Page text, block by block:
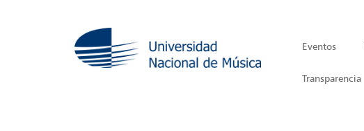
Eventos
Transparencia